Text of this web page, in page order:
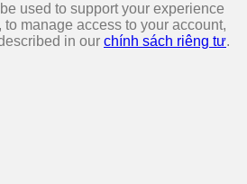
used to support your experience
manage access to your account,
in our chính sách riêng tư.